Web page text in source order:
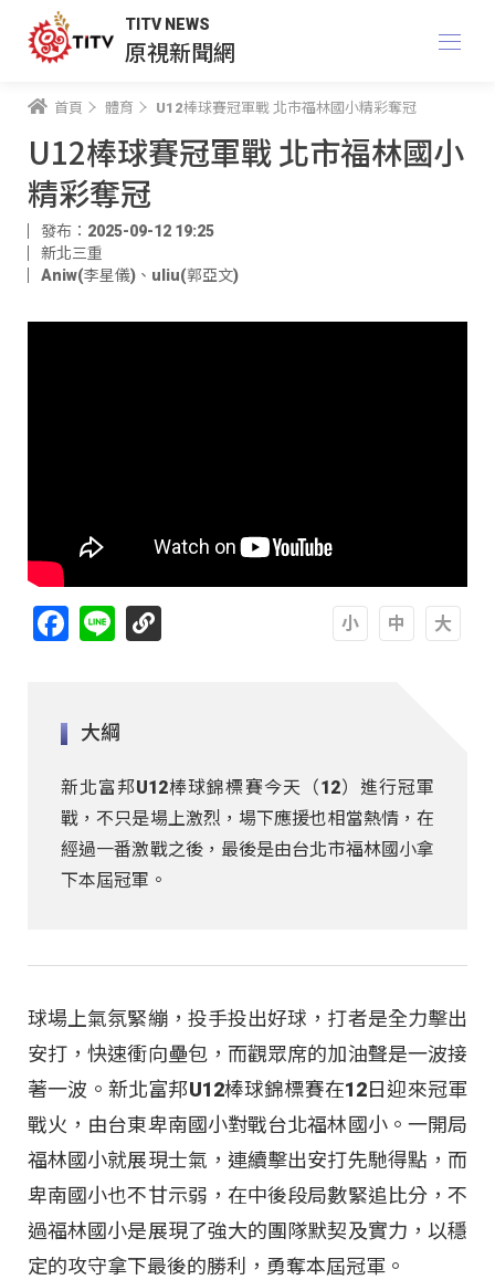
TITV NEWS
原視新聞網
首頁 體育 U12棒球賽冠軍戰 北市福林國小精彩奪冠
U12棒球賽冠軍戰 北市福林國小
精彩奪冠
發布：2025-09-12 19:25
新北三重
Aniw(李星儀) 、 uliu(郭亞文)
Facebook
Line
大綱
新北富邦U12棒球錦標賽今天（12）進行冠軍
戰，不只是場上激烈，場下應援也相當熱情，在
經過一番激戰之後，最後是由台北市福林國小拿
下本屆冠軍。
球場上氣氛緊繃，投手投出好球，打者是全力擊出
安打，快速衝向壘包，而觀眾席的加油聲是一波接
著一波。新北富邦U12棒球錦標賽在12日迎來冠軍
戰火，由台東卑南國小對戰台北福林國小。一開局
福林國小就展現士氣，連續擊出安打先馳得點，而
卑南國小也不甘示弱，在中後段局數緊追比分，不
過福林國小是展現了強大的團隊默契及實力，以穩
定的攻守拿下最後的勝利，勇奪本屆冠軍。